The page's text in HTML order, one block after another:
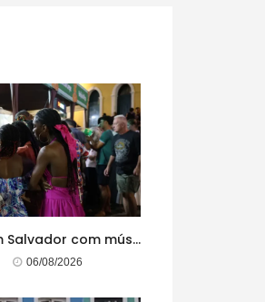
Flipelô começa em Salvador com música, poesia e grande participação
06/08/2026